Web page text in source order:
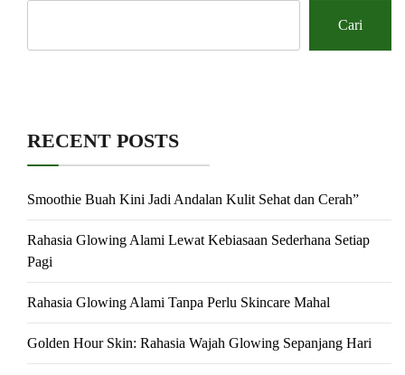
Cari
RECENT POSTS
Smoothie Buah Kini Jadi Andalan Kulit Sehat dan Cerah”
Rahasia Glowing Alami Lewat Kebiasaan Sederhana Setiap
Pagi
Rahasia Glowing Alami Tanpa Perlu Skincare Mahal
Golden Hour Skin: Rahasia Wajah Glowing Sepanjang Hari